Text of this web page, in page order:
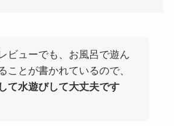
ビューでも、お風呂で遊ん
ことが書かれているので、
て水遊びして大丈夫です